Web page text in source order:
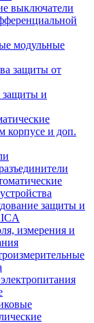
выключатели
модульные
защиты от
защиты и
корпусе и доп.
защиты и
измерения и